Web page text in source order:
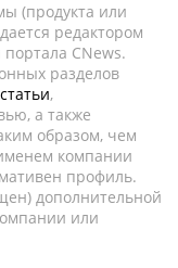
(продукта или
редактором
CNews.
разделов
статьи,
а также
образом, чем
компании
профиль.
дополнительной
или